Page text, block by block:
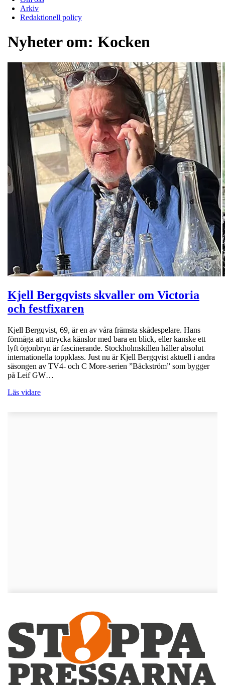
Arkiv
Redaktionell policy
Nyheter om: Kocken
Kjell Bergqvists skvaller om Victoria
och festfixaren
Kjell Bergqvist, 69, är en av våra främsta skådespelare. Hans
förmåga att uttrycka känslor med bara en blick, eller kanske ett
lyft ögonbryn är fascinerande. Stockholmskillen håller absolut
internationella toppklass. Just nu är Kjell Bergqvist aktuell i andra
säsongen av TV4- och C More-serien ”Bäckström” som bygger
på Leif GW…
Läs vidare